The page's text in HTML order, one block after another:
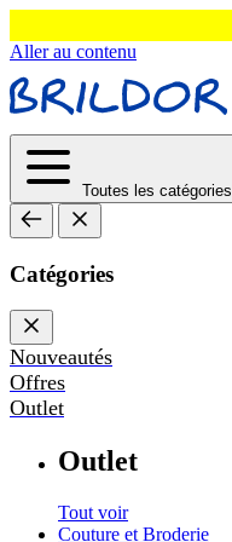
Aller au contenu
Toutes les catégories
Catégories
Nouveautés
Offres
Outlet
Outlet
Tout voir
Couture et Broderie